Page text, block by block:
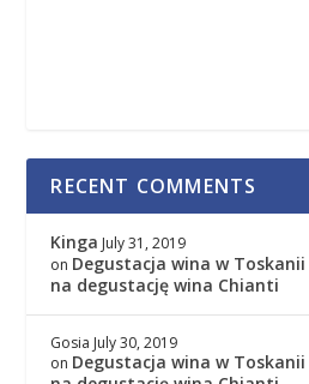
RECENT COMMENTS
Kinga July 31, 2019
on Degustacja wina w
na degustację wina Chianti
Gosia July 30, 2019
on Degustacja wina w